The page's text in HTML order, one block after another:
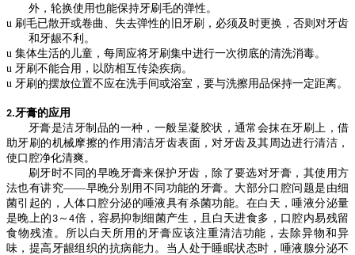
外，轮换使用也能保持牙刷毛的弹性。
u 刷毛已散开或卷曲、失去弹性的旧牙刷，必须及时更换，否则对牙齿
和牙龈不利。
u 集体生活的儿童，每周应将牙刷集中进行一次彻底的清洗消毒。
u 牙刷不能合用，以防相互传染疾病。
u 牙刷的摆放位置不应在洗手间或浴室，要与洗擦用品保持一定距离。
2. 牙膏的应用
牙膏是洁牙制品的一种，一般呈凝胶状，通常会抹在牙刷上，借
助牙刷的机械摩擦的作用清洁牙齿表面，对牙齿及其周边进行清洁，
使口腔净化清爽。
刷牙时不同的早晚牙膏来保护牙齿，除了要选对牙膏，其使用方
法也有讲究——早晚分别用不同功能的牙膏。大部分口腔问题是由细
菌引起的，人体口腔分泌的唾液具有杀菌功能。在白天，唾液分泌量
是晚上的 3～4倍，容易抑制细菌产生，且白天进食多，口腔内易残留
食物残渣。所以白天所用的牙膏应该注重清洁功能，去除异物和异
味，提高牙龈组织的抗病能力。当人处于睡眠状态时，唾液腺分泌不